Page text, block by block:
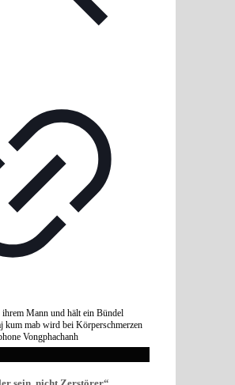
ihrem Mann und hält ein Bündel
kum mab wird bei Körperschmerzen
Vongphachanh